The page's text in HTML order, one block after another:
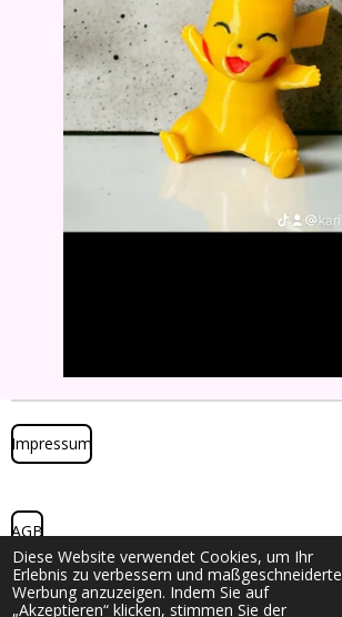
Diese Website verwendet Cookies, um Ihr
Erlebnis zu verbessern und maßgeschneiderte
Werbung anzuzeigen. Indem Sie auf
„Akzeptieren“ klicken, stimmen Sie der
Impressum
AGB
© 2024 - 2026 Karinas Drucktraum
Mit Unterstützung vonWebador